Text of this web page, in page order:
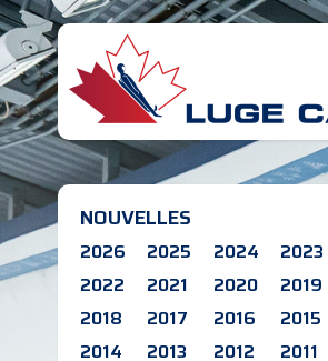
NOUVELLES
2026 2025 2024
2023
2022
2021 2020
2019
2018
2017 2016
2015
2014
2013 2012
2011